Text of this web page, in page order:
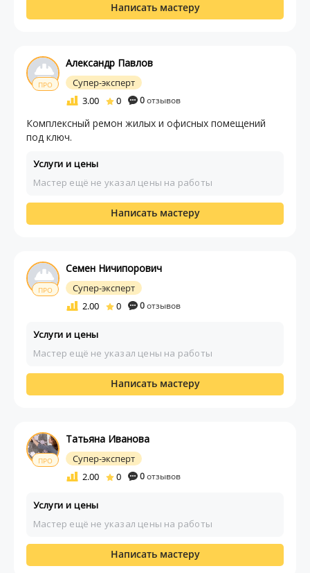
Написать мастеру
ПРО
Александр Павлов
Супер-эксперт
3.00
0 0отзывов
Комплексный ремон жилых и офисных помещений
под ключ.
Услуги и цены
Мастер ещё не указал цены на работы
Написать мастеру
ПРО
Семен Ничипорович
Супер-эксперт
2.00
0 0отзывов
Услуги и цены
Мастер ещё не указал цены на работы
Написать мастеру
ПРО
Татьяна Иванова
Супер-эксперт
2.00
0 0отзывов
Услуги и цены
Мастер ещё не указал цены на работы
Написать мастеру